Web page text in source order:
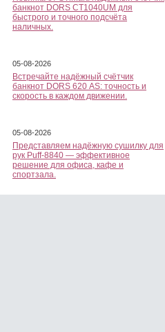
банкнот DORS CT1040UM для
быстрого и точного подсчёта
наличных.
05-08-2026
Встречайте надёжный счётчик
банкнот DORS 620 АS: точность и
скорость в каждом движении.
05-08-2026
Представляем надёжную сушилку для
рук Puff-8840 — эффективное
решение для офиса, кафе и
спортзала.